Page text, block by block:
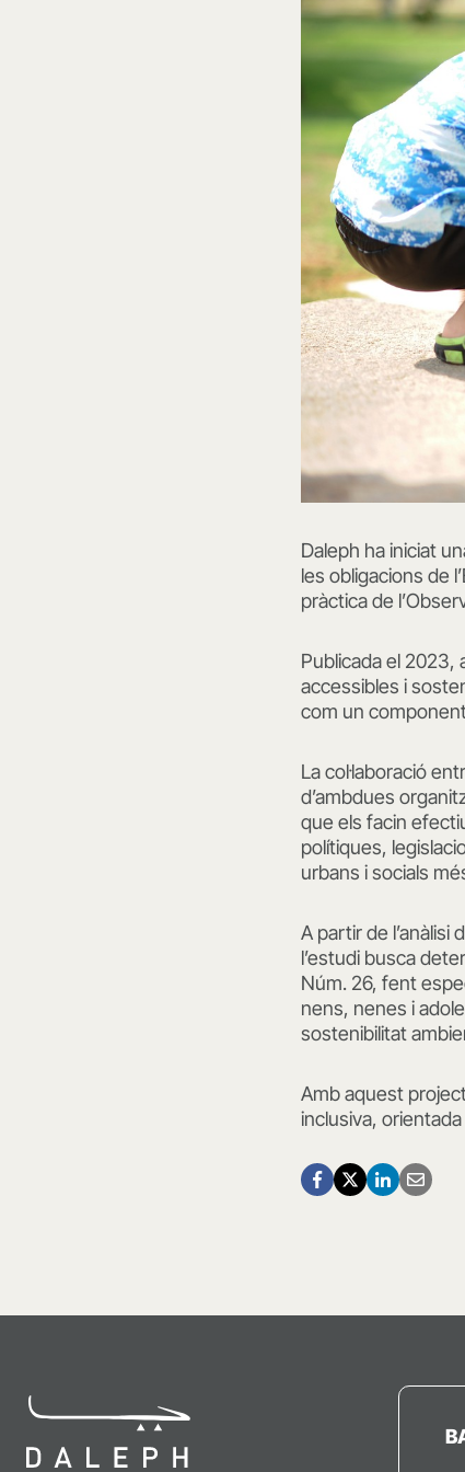
Daleph ha iniciat
les obligacions de
pràctica de
Publicada el
accessibles i
com un
La col·laboració
d’ambdues
que els facin
polítiques,
urbans i socials
A partir de
l’estudi busca
Núm. 26, fent
nens, nenes i
sostenibilitat
Amb aquest
inclusiva,